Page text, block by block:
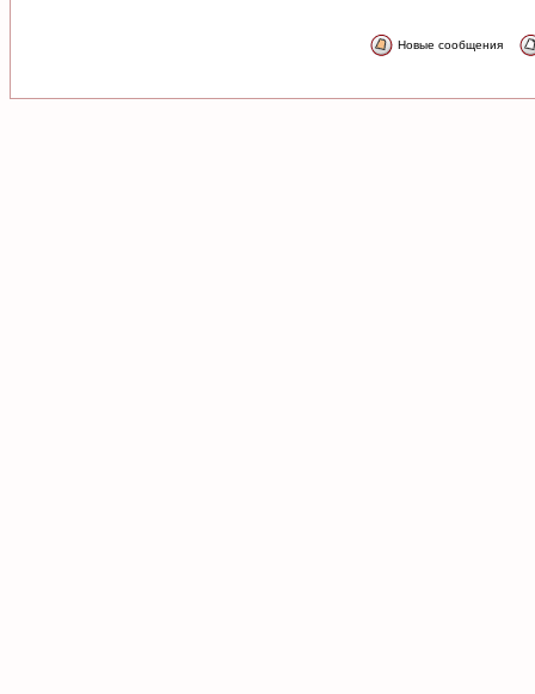
Новые сообщения